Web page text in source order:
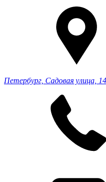
Петербург, Садовая улица,